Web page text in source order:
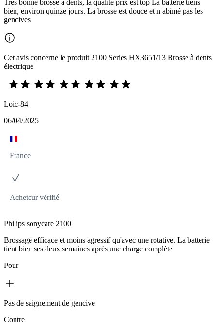
Très bonne brosse à dents, la qualité prix est top La batterie tiens
bien, environ quinze jours. La brosse est douce et n abîmé pas les
gencives
Cet avis concerne le produit 2100 Series HX3651/13 Brosse à dents
électrique
Loic-84
06/04/2025
France
Acheteur vérifié
Philips sonycare 2100
Brossage efficace et moins agressif qu'avec une rotative. La batterie
tient bien ses deux semaines après une charge complète
Pour
Pas de saignement de gencive
Contre